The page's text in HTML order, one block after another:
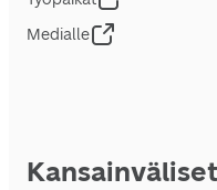
Medialle